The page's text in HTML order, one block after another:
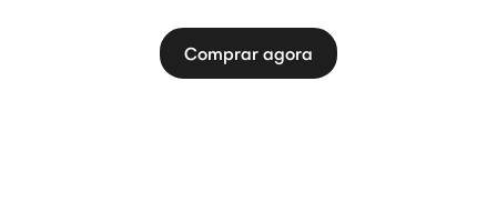
Comprar agora